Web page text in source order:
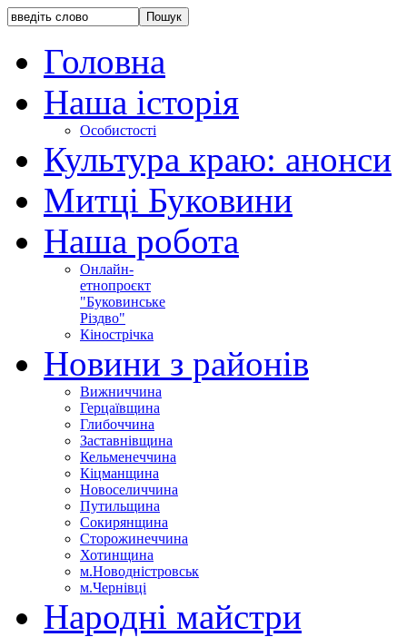
Головна
Наша історія
Особистості
Культура краю: анонси
Митці Буковини
Наша робота
Онлайн-
етнопроєкт
"Буковинське
Різдво"
Кінострічка
Новини з районів
Вижниччина
Герцаївщина
Глибоччина
Заставнівщина
Кельменеччина
Кіцманщина
Новоселиччина
Путильщина
Сокирянщина
Сторожинеччина
Хотинщина
м.Новодністровськ
м.Чернівці
Народні майстри